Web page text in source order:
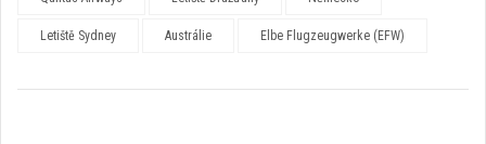
Letiště Sydney Austrálie Elbe Flugzeugwerke (EFW)